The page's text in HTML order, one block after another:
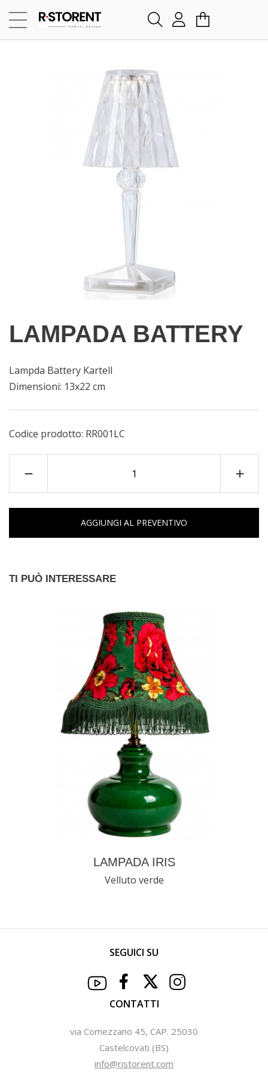
LAMPADA BATTERY
Lampda Battery Kartell
Dimensioni: 13x22 cm
Codice prodotto: RR001LC
AGGIUNGI AL PREVENTIVO
TI PUÒ INTERESSARE
LAMPADA IRIS
Velluto verde
SEGUICI SU
CONTATTI
via Comezzano 45, CAP. 25030
Castelcovati (BS)
info@ristorent.com